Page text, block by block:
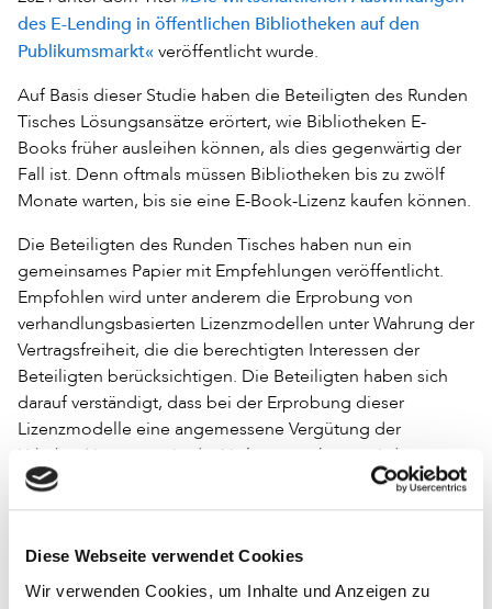
Diese Webseite verwendet Cookies
Wir verwenden Cookies, um Inhalte und Anzeigen zu
des E-Lending in öffentlichen Bibliotheken auf den
Publikumsmarkt« veröffentlicht wurde.
Auf Basis dieser Studie haben die Beteiligten des Runden
Tisches Lösungsansätze erörtert, wie Bibliotheken E-
Books früher ausleihen können, als dies gegenwärtig der
Fall ist. Denn oftmals müssen Bibliotheken bis zu zwölf
Monate warten, bis sie eine E-Book-Lizenz kaufen können.
Die Beteiligten des Runden Tisches haben nun ein
gemeinsames Papier mit Empfehlungen veröffentlicht.
Empfohlen wird unter anderem die Erprobung von
verhandlungsbasierten Lizenzmodellen unter Wahrung der
Vertragsfreiheit, die die berechtigten Interessen der
Beteiligten berücksichtigen. Die Beteiligten haben sich
darauf verständigt, dass bei der Erprobung dieser
Lizenzmodelle eine angemessene Vergütung der
Urheber/-innen sowie der Verlage anerkannt wird.
abgerufen werden.
Bibliotheksverband ist vor zwei Jahren mit der klaren